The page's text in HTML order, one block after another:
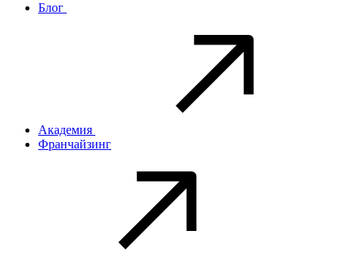
Блог
Академия
Франчайзинг